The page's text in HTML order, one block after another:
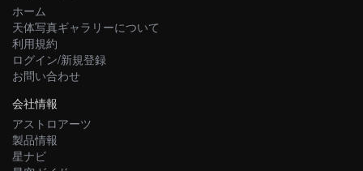
ホーム
天体写真ギャラリーについて
利用規約
ログイン/新規登録
お問い合わせ
会社情報
アストロアーツ
製品情報
星ナビ